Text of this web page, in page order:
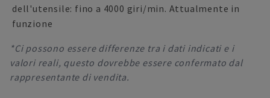
dell'utensile: fino a 4000 giri/min. Attualmente in
funzione
*Ci possono essere differenze tra i dati indicati e i
valori reali, questo dovrebbe essere confermato dal
rappresentante di vendita.